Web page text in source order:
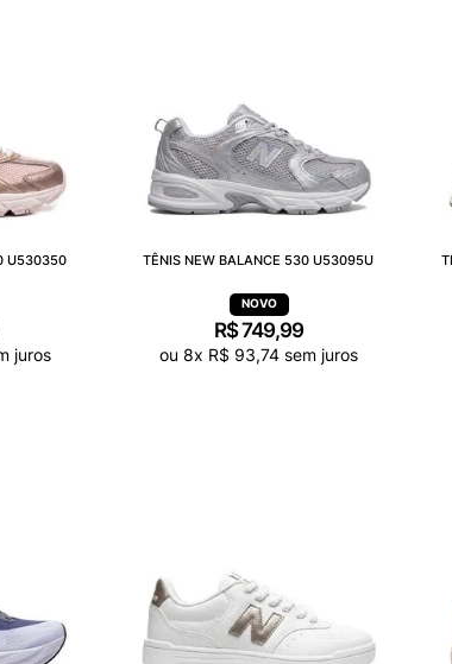
U530350
juros
TÊNIS NEW BALANCE 530 U53095U
R$749,99
ou 8x R$ 93,74sem juros